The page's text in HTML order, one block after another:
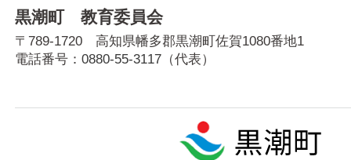
黒潮町 教育委員会
〒789-1720 高知県幡多郡黒潮町佐賀1080番地1
電話番号：0880-55-3117 （代表）